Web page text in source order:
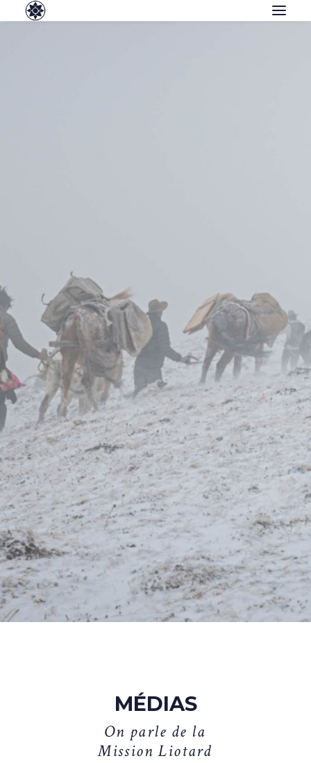
MÉDIAS
On parle de la
Mission Liotard